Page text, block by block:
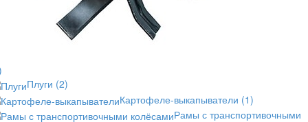
Плуги (2)
Картофеле-выкапыватели (1)
Рамы с транспортивочными